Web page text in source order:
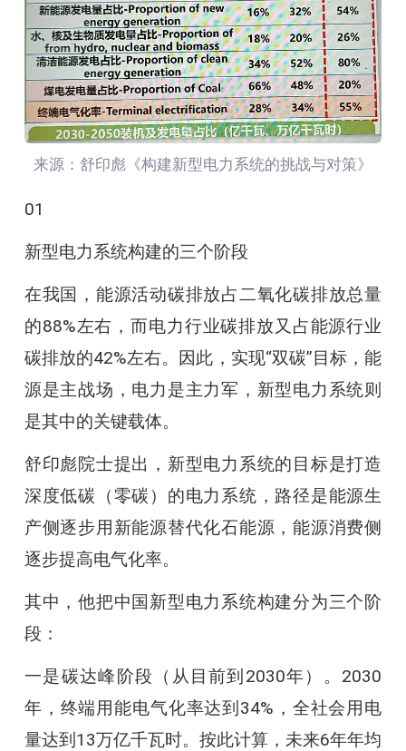
来源：舒印彪《构建新型电力系统的挑战与对策》
01
新型电力系统构建的三个阶段
在我国，能源活动碳排放占二氧化碳排放总量
的88%左右，而电力行业碳排放又占能源行业
碳排放的42%左右。因此，实现“双碳”目标，能
源是主战场，电力是主力军，新型电力系统则
是其中的关键载体。
舒印彪院士提出，新型电力系统的目标是打造
深度低碳（零碳）的电力系统，路径是能源生
产侧逐步用新能源替代化石能源，能源消费侧
逐步提高电气化率。
其中，他把中国新型电力系统构建分为三个阶
段：
一是碳达峰阶段（从目前到2030年）。2030
年，终端用能电气化率达到34%，全社会用电
量达到13万亿千瓦时。按此计算，未来6年年均